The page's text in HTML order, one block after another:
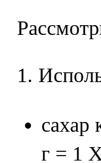
1.
сахар
г = 1